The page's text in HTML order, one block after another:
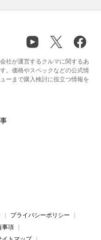
社が運営するクルマに関するあ
。価格やスペックなどの公式情
ーまで購入検討に役立つ情報を
プライバシーポリシー
事項